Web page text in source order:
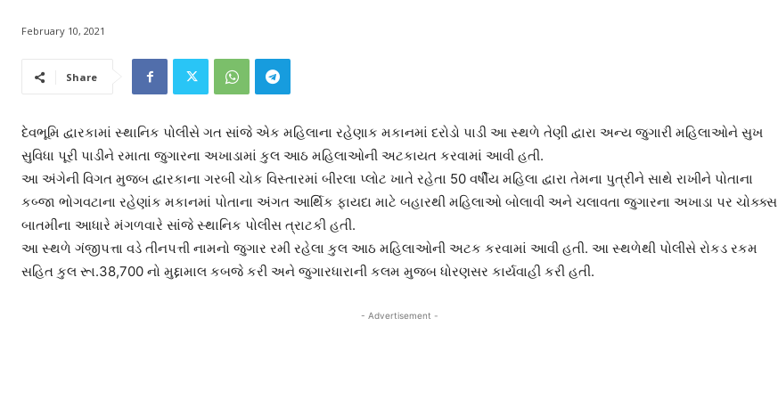
February 10, 2021
Share
દેવભૂમિ દ્વારકામાં સ્થાનિક પોલીસે ગત સાંજે એક મહિલાના રહેણાક મકાનમાં દરોડો પાડી આ સ્થળે તેણી દ્વારા અન્ય જુગારી મહિલાઓને સુખ
સુવિધા પૂરી પાડીને રમાતા જુગારના અખાડામાં કુલ આઠ મહિલાઓની અટકાયત કરવામાં આવી હતી.
આ અંગેની વિગત મુજબ દ્વારકાના ગરબી ચોક વિસ્તારમાં બીરલા પ્લોટ ખાતે રહેતા 50 વર્ષીય મહિલા દ્વારા તેમના પુત્રીને સાથે રાખીને પોતાના
કબ્જા ભોગવટાના રહેણાંક મકાનમાં પોતાના અંગત આર્થિક ફાયદા માટે બહારથી મહિલાઓ બોલાવી અને ચલાવતા જુગારના અખાડા પર ચોક્ક્સ
બાતમીના આધારે મંગળવારે સાંજે સ્થાનિક પોલીસ ત્રાટકી હતી.
આ સ્થળે ગંજીપત્તા વડે તીનપત્તી નામનો જુગાર રમી રહેલા કુલ આઠ મહિલાઓની અટક કરવામાં આવી હતી. આ સ્થળેથી પોલીસે રોકડ રકમ
સહિત કુલ રૂા.38,700 નો મુદ્દામાલ કબજે કરી અને જુગારધારાની કલમ મુજબ ધોરણસર કાર્યવાહી કરી હતી.
- Advertisement -